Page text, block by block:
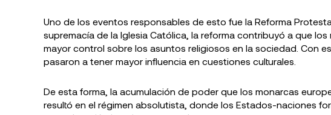
Uno de los eventos responsables de esto fue la Reforma
supremacía de la Iglesia Católica, la reforma contribuyó a que los
mayor control sobre los asuntos religiosos en la sociedad. Con
pasaron a tener mayor influencia en cuestiones culturales.
De esta forma, la acumulación de poder que los monarcas
resultó en el régimen absolutista, donde los Estados-naciones